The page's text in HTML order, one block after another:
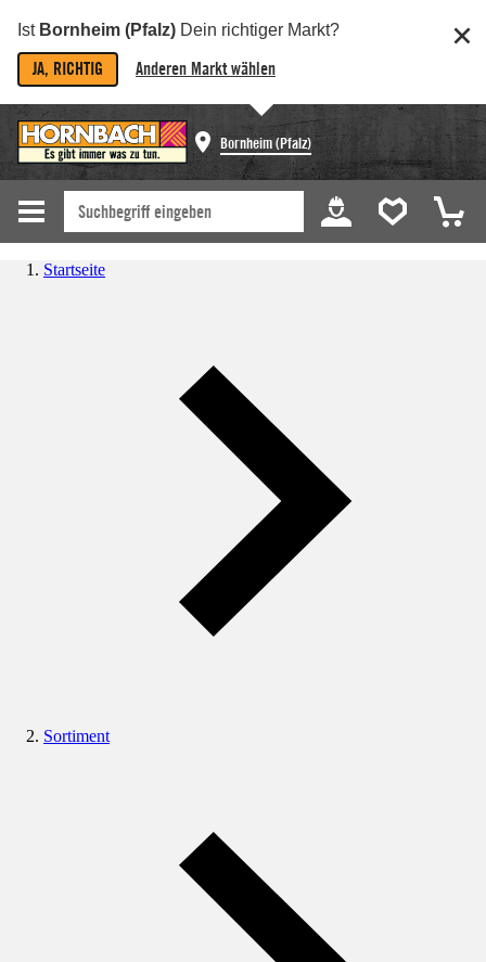
Ist Bornheim (Pfalz) Dein richtiger Markt?
JA, RICHTIG Anderen Markt wählen
Bornheim (Pfalz)
Startseite
Sortiment